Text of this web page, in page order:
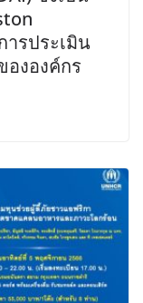
ารประเมิน
งองค์กร